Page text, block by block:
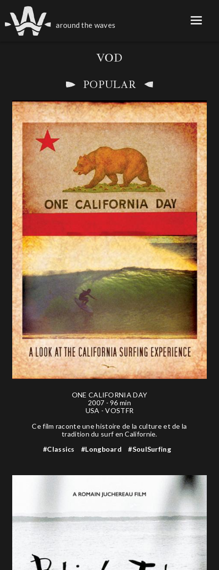
around the waves
VOD
POPULAR
ONE CALIFORNIA DAY
2007 - 96 min
USA - VOSTFR
Ce film raconte une histoire de la culture et de la
tradition du surf en Californie.
#Classics
#Longboard #SoulSurfing